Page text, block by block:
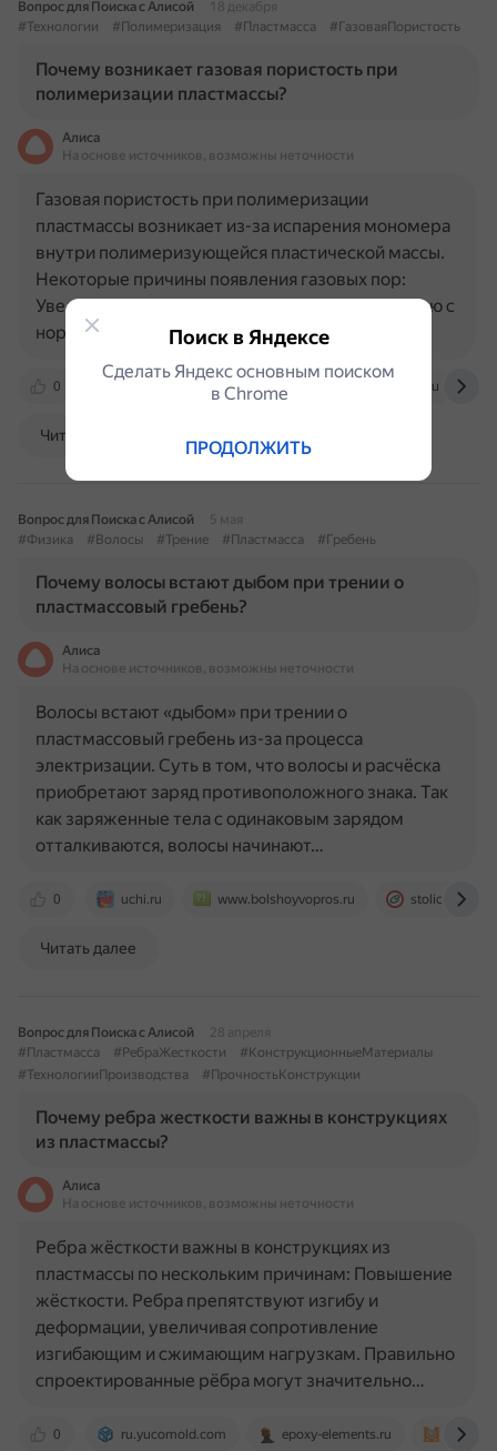
Вопрос для Поиска с Алисой
18 декабря
#Технологии
#Полимеризация #Пластмасса #ГазоваяПористость
Почему возникает газовая пористость при
полимеризации пластмассы?
Алиса
На основе источников, возможны неточности
0 www.dr.arut.ru technikam.ru
Газовая пористость при полимеризации
пластмассы возникает из-за испарения мономера
внутри полимеризующейся пластической массы.
Некоторые причины появления газовых пор:
Увеличение количества мономера по сравнению с
нормой при замешивании…
Читать далее
Вопрос для Поиска с Алисой
5 мая
#Физика
#Волосы #Трение #Пластмасса #Гребень
Почему волосы встают дыбом при трении о
пластмассовый гребень?
Алиса
На основе источников, возможны неточности
0 uchi.ru www.bolshoyvopros.ru stolichki.ru
Волосы встают «дыбом» при трении о
пластмассовый гребень из-за процесса
электризации. Суть в том, что волосы и расчёска
приобретают заряд противоположного знака. Так
как заряженные тела с одинаковым зарядом
отталкиваются, волосы начинают…
Читать далее
Вопрос для Поиска с Алисой
28 апреля
#Пластмасса
#РебраЖесткости
#КонструкционныеМатериалы
#ТехнологииПроизводства
#ПрочностьКонструкции
Почему ребра жесткости важны в конструкциях
из пластмассы?
Алиса
На основе источников, возможны неточности
0 ru.yucomold.com epoxy-elements.ru
Ребра жёсткости важны в конструкциях из
пластмассы по нескольким причинам: Повышение
жёсткости. Ребра препятствуют изгибу и
деформации, увеличивая сопротивление
изгибающим и сжимающим нагрузкам. Правильно
спроектированные рёбра могут значительно…
Поиск в Яндексе
Сделать Яндекс основным поиском
в Сhrome
ПРОДОЛЖИТЬ